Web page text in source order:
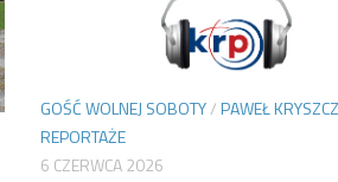
GOŚĆ WOLNEJ SOBOTY/PAWEŁ
REPORTAŻE
6 CZERWCA 2026